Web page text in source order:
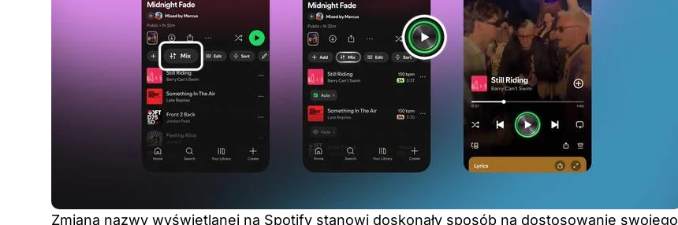
Zmiana nazwy wyświetlanej na Spotify stanowi doskonały sposób na dostosowanie swojego